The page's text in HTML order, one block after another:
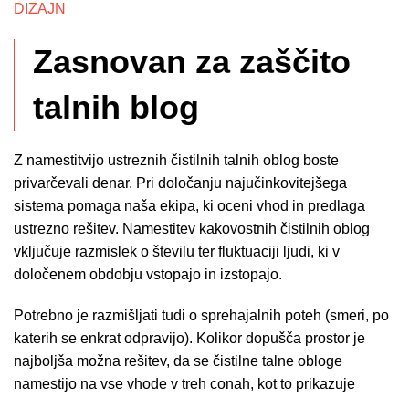
DIZAJN
Zasnovan za zaščito
talnih blog
Z namestitvijo ustreznih čistilnih talnih oblog boste
privarčevali denar. Pri določanju najučinkovitejšega
sistema pomaga naša ekipa, ki oceni vhod in predlaga
ustrezno rešitev. Namestitev kakovostnih čistilnih oblog
vključuje razmislek o številu ter fluktuaciji ljudi, ki v
določenem obdobju vstopajo in izstopajo.
Potrebno je razmišljati tudi o sprehajalnih poteh (smeri, po
katerih se enkrat odpravijo). Kolikor dopušča prostor je
najboljša možna rešitev, da se čistilne talne obloge
namestijo na vse vhode v treh conah, kot to prikazuje